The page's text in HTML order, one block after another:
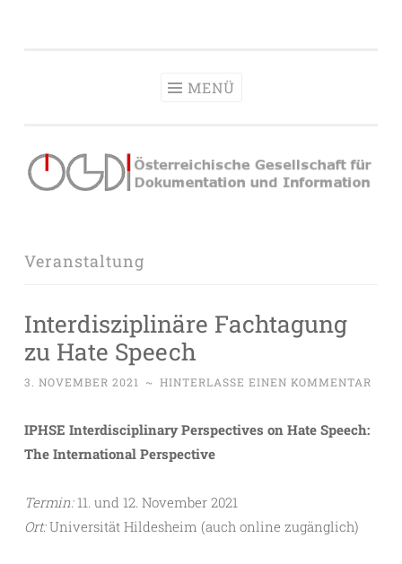
MENÜ
Veranstaltung
Interdisziplinäre Fachtagung
zu Hate Speech
3. NOVEMBER 2021 ~ HINTERLASSE EINEN KOMMENTAR
IPHSE Interdisciplinary Perspectives on Hate Speech:
The International Perspective
Termin:11. und 12. November 2021
Ort:Universität Hildesheim (auch online zugänglich)